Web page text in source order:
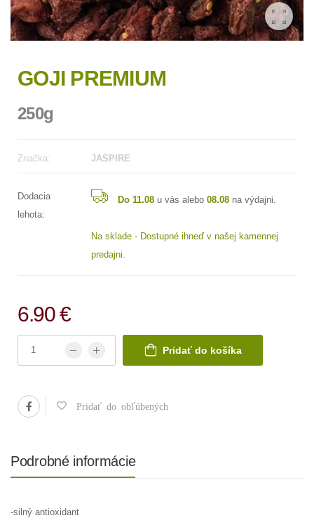
GOJI PREMIUM
250g
Značka: JASPIRE
Dodacia
lehota:
Do 11.08u vás alebo 08.08na výdajni.
Na sklade - Dostupné ihneď v našej kamennej
predajni.
6.90 €
Pridať do košíka
Pridať do obľúbených
Podrobné informácie
-silný antioxidant